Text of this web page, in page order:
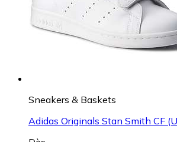
Sneakers & Baskets
Adidas Originals Stan Smith CF